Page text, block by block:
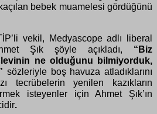
bebek muamelesi gördüğünü
vekil, Medyascope adlı liberal
Şık şöyle açıkladı, “Biz
ne olduğunu bilmiyorduk,
sözleriyle boş havuza atladıklarını
tecrübelerin yenilen kazıkların
isteyenler için Ahmet Şık’ın
.